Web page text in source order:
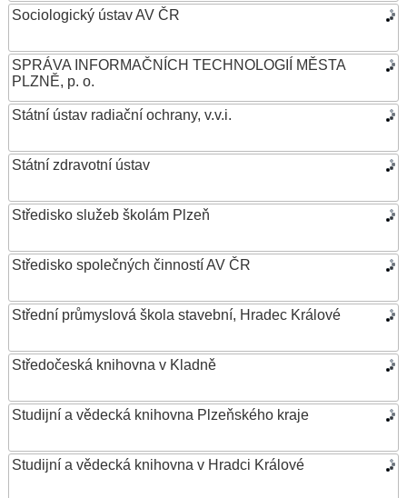
Sociologický ústav AV ČR
SPRÁVA INFORMAČNÍCH TECHNOLOGIÍ MĚSTA
PLZNĚ, p. o.
Státní ústav radiační ochrany, v.v.i.
Státní zdravotní ústav
Středisko služeb školám Plzeň
Středisko společných činností AV ČR
Střední průmyslová škola stavební, Hradec Králové
Středočeská knihovna v Kladně
Studijní a vědecká knihovna Plzeňského kraje
Studijní a vědecká knihovna v Hradci Králové